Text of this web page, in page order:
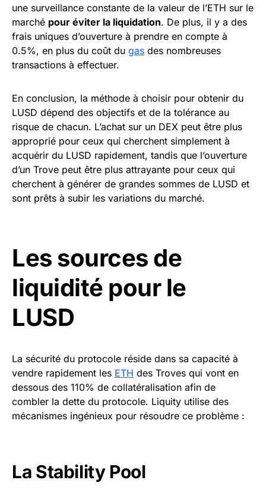
une surveillance constante de la valeur de l’ETH sur le
marché pour éviter la liquidation. De plus, il y a des
frais uniques d’ouverture à prendre en compte à
0.5%, en plus du coût du gas des nombreuses
transactions à effectuer.
En conclusion, la méthode à choisir pour obtenir du
LUSD dépend des objectifs et de la tolérance au
risque de chacun. L’achat sur un DEX peut être plus
approprié pour ceux qui cherchent simplement à
acquérir du LUSD rapidement, tandis que l’ouverture
d’un Trove peut être plus attrayante pour ceux qui
cherchent à générer de grandes sommes de LUSD et
sont prêts à subir les variations du marché.
Les sources de
liquidité pour le
LUSD
La sécurité du protocole réside dans sa capacité à
vendre rapidement les ETH des Troves qui vont en
dessous des 110% de collatéralisation afin de
combler la dette du protocole. Liquity utilise des
mécanismes ingénieux pour résoudre ce problème :
La Stability Pool